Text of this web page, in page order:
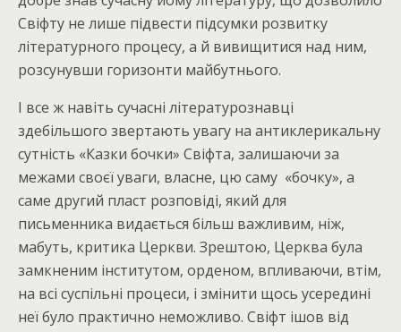
Свіфту не лише підвести підсумки розвитку
літературного процесу, а й вивищитися над ним,
розсунувши горизонти майбутнього.
І все ж навіть сучасні літературознавці
здебільшого звертають увагу на антиклерикальну
сутність «Казки бочки» Свіфта, залишаючи за
межами своєї уваги, власне, цю саму «бочку», а
саме другий пласт розповіді, який для
письменника видається більш важливим, ніж,
мабуть, критика Церкви. Зрештою, Церква була
замкненим інститутом, орденом, впливаючи, втім,
на всі суспільні процеси, і змінити щось усередині
неї було практично неможливо. Свіфт ішов від